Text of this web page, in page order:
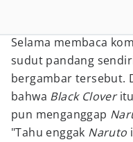
Selama membaca
sudut pandang
bergambar tersebut.
bahwa Black Clover
pun menganggap
"Tahu enggak Naruto